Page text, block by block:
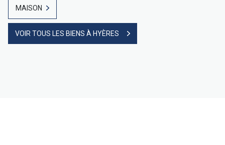
MAISON
VOIR TOUS LES BIENS À HYÈRES